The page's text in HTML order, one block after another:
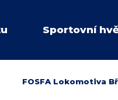
Sportovní
FOSFA Lokomotiva